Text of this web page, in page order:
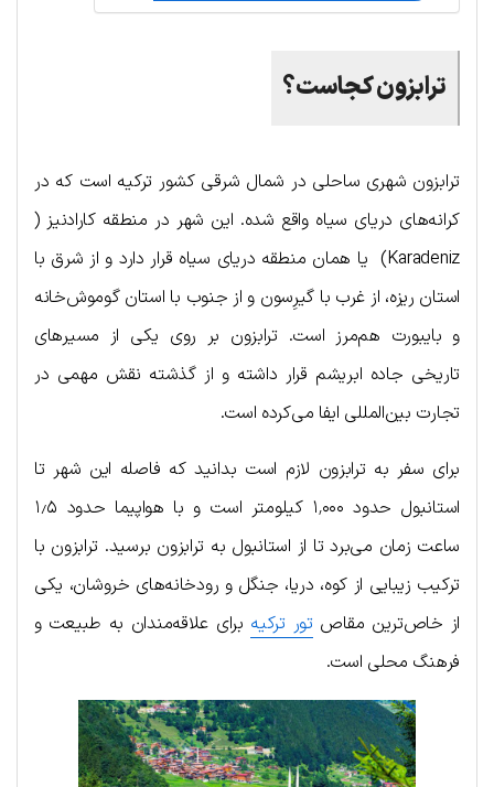
ترابزون کجاست؟
ترابزون شهری ساحلی در شمال شرقی کشور ترکیه است که در
کرانه‌های دریای سیاه واقع شده. این شهر در منطقه کارادنیز (
Karadeniz) یا همان منطقه دریای سیاه قرار دارد و از شرق با
استان ریزه، از غرب با گیرِسون و از جنوب با استان گوموش‌خانه
و بایبورت هم‌مرز است. ترابزون بر روی یکی از مسیرهای
تاریخی جاده ابریشم قرار داشته و از گذشته نقش مهمی در
تجارت بین‌المللی ایفا می‌کرده است.
برای سفر به ترابزون لازم است بدانید که فاصله این شهر تا
استانبول حدود ۱٬۰۰۰ کیلومتر است و با هواپیما حدود ۱٫۵
ساعت زمان می‌برد تا از استانبول به ترابزون برسید. ترابزون با
ترکیب زیبایی از کوه، دریا، جنگل و رودخانه‌های خروشان، یکی
از خاص‌ترین مقاص تور ترکیه برای علاقه‌مندان به طبیعت و
فرهنگ محلی است.